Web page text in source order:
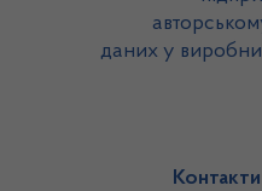
даних у
Контакти